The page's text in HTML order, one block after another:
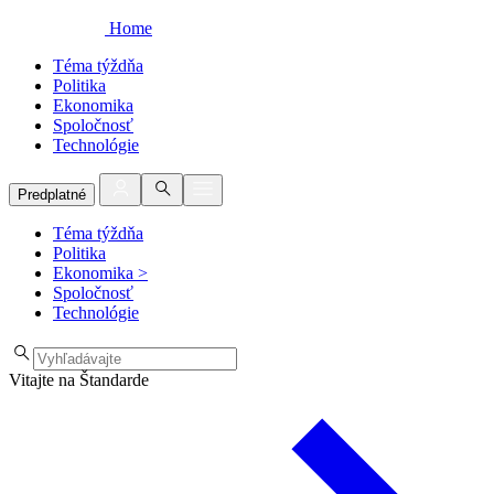
Home
Téma týždňa
Politika
Ekonomika
Spoločnosť
Technológie
Predplatné
Téma týždňa
Politika
Ekonomika >
Spoločnosť
Technológie
Vitajte na Štandarde